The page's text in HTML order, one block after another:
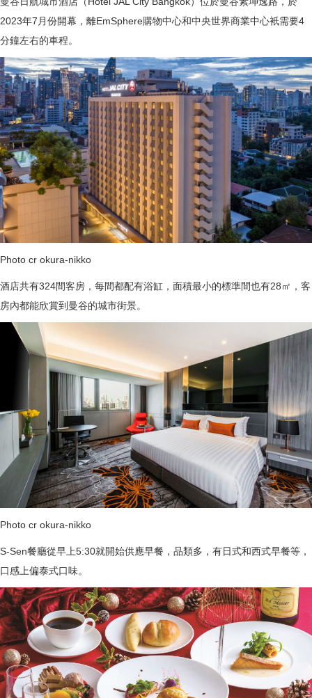
2023年7月份開幕，離EmSphere購物中心和中央世界商業中心衹需要4
分鐘左右的車程。
Photo cr okura-nikko
酒店共有324間客房，每間都配有浴缸，面積最小的標準間也有28㎡，客
房內都能欣賞到曼谷的城市街景。
Photo cr okura-nikko
S-Sen餐廳從早上5:30就開始供應早餐，品類多，有日式和西式早餐等，
口感上偏泰式口味。